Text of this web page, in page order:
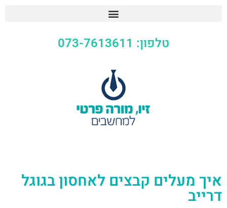
טלפון: 073-7613611
איך מעלים קבצים לאחסון בגוגל
דרייב